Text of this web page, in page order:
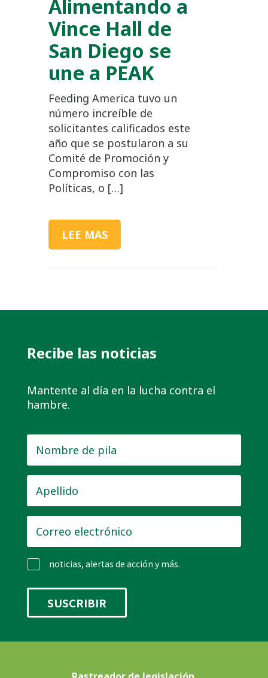
Alimentando a
Vince Hall de
San Diego se
une a PEAK
Feeding America tuvo un
número increíble de
solicitantes calificados este
año que se postularon a su
Comité de Promoción y
Compromiso con las
Políticas, o […]
LEE MAS
Recibe las noticias
Mantente al día en la lucha contra el
hambre.
de
pila *
electrónico *
noticias, alertas de acción y más.